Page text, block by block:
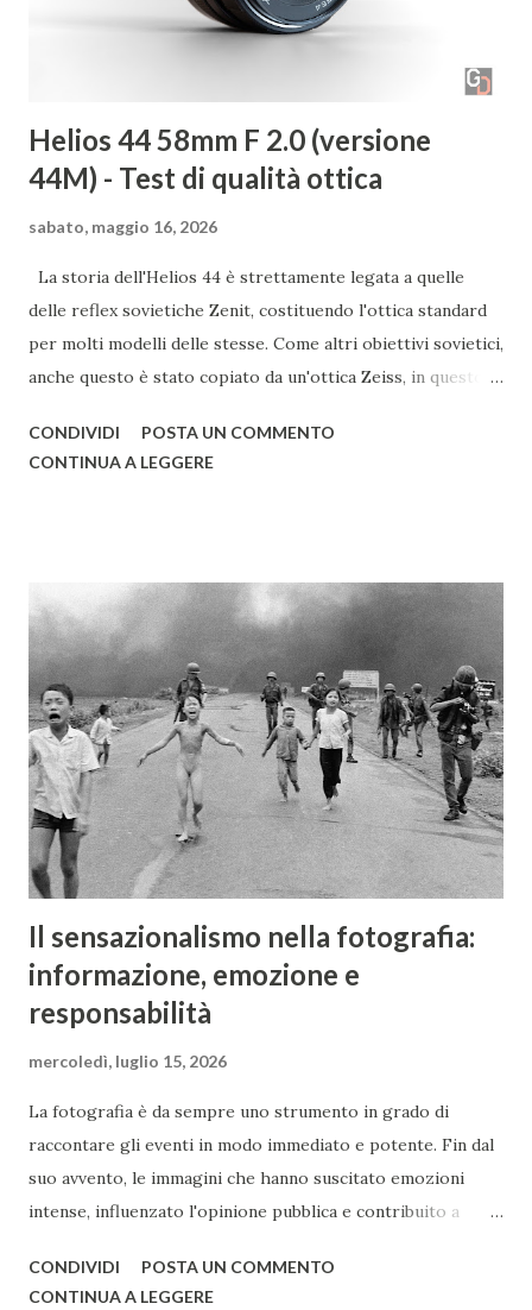
Christian Formato Guardando nella tua galleria ci ha
colpito la preferenza per...
Helios 44 58mm F 2.0 (versione
44M) - Test di qualità ottica
sabato, maggio 16, 2026
La storia dell'Helios 44 è strettamente legata a quelle
delle reflex sovietiche Zenit, costituendo l'ottica standard
per molti modelli delle stesse. Come altri obiettivi sovietici,
anche questo è stato copiato da un'ottica Zeiss, in questo
KMZ, l'Helios 44 continuò a essere prodotto, anche in altri
innesto a vite con filettatura M39, identica a quella Leica, ma
tiraggio più lungo, pari a quello dell'innesto M42. Questi
obiettivi sono piuttosto ricercati dai collezionisti e dagli
amanti del bokeh, anche per via del diaframma con 13
lamelle (nelle versioni successive verranno diminuite). Le
differenze tra i vari Helios 44 successivi, identificati da
lettere e numeri...
CONDIVIDI
POSTA UN COMMENTO
CONTINUA A LEGGERE
Il sensazionalismo nella fotografia:
informazione, emozione e
responsabilità
mercoledì, luglio 15, 2026
La fotografia è da sempre uno strumento in grado di
raccontare gli eventi in modo immediato e potente. Fin dal
suo avvento, le immagini che hanno suscitato emozioni
intense, influenzato l'opinione pubblica e contribuito a
susseguite senza sosta. Le reazioni emotive del pubblico
CONDIVIDI
POSTA UN COMMENTO
CONTINUA A LEGGERE